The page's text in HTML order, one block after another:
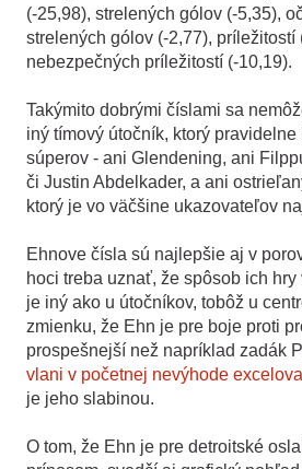
(-25,98), strelených gólov (-5,35),
strelených gólov (-2,77), príležitostí
nebezpečných príležitostí (-10,19).
Takýmito dobrými číslami sa
iný tímový útočník, ktorý
súperov - ani Glendening, ani
či Justin Abdelkader, a ani
ktorý je vo väčšine ukazovateľov
Ehnove čísla sú najlepšie aj v
hoci treba uznať, že spôsob ich
je iný ako u útočníkov, tobôž u
zmienku, že Ehn je pre boje proti
prospešnejší než napríklad zadák
vlani v početnej nevýhode exceloval
je jeho slabinou.
O tom, že Ehn je pre detroitské